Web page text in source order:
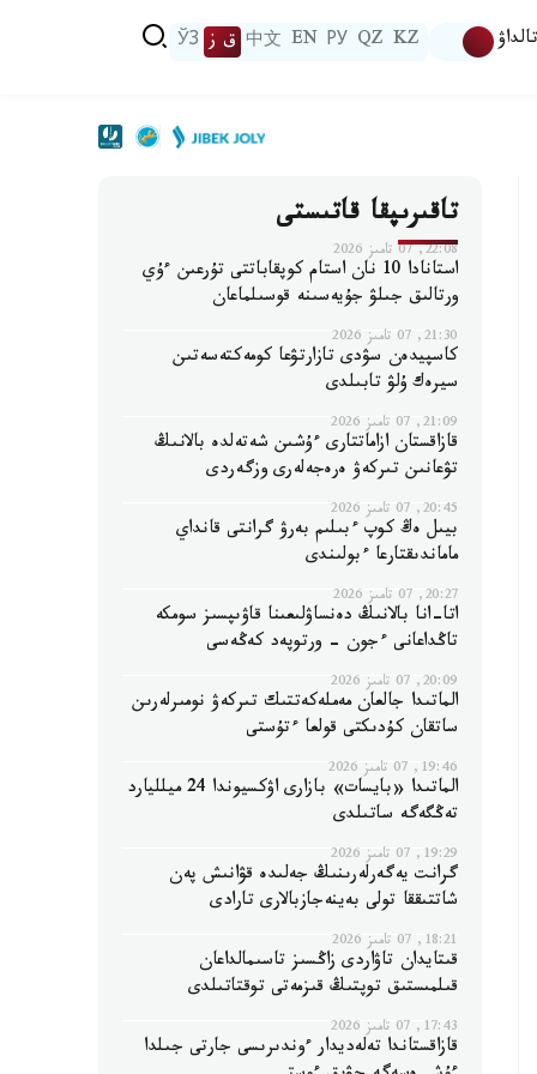
تالداۋ KZ
QZ
РУ
EN
中文 ق ز ЎЗ
تاقىرىپقا قاتىستى
22:08, 07 تامىز 2026
استانادا 10 نان استام كوپقاباتتى تۇرعىن ءۇي
ورتالىق جىلۋ جۇيەسىنە قوسىلماعان
21:30, 07 تامىز 2026
كاسپيدەن سۋدى تازارتۋعا كومەكتەسەتىن
سيرەك ۇلۋ تابىلدى
21:09, 07 تامىز 2026
قازاقستان ازاماتتارى ءۇشىن شەتەلدە بالانىڭ
تۋعانىن تىركەۋ ەرەجەلەرى وزگەردى
20:45, 07 تامىز 2026
بيىل ەڭ كوپ ءبىلىم بەرۋ گرانتى قانداي
ماماندىقتارعا ءبولىندى
20:27, 07 تامىز 2026
اتا-انا بالانىڭ دەنساۋلىعىنا قاۋىپسىز سومكە
تاڭداعانى ءجون - ورتوپەد كەڭەسى
20:09, 07 تامىز 2026
الماتىدا جالعان مەملەكەتتىك تىركەۋ نومىرلەرىن
ساتقان كۇدىكتى قولعا ءتۇستى
19:46, 07 تامىز 2026
الماتىدا «بايسات» بازارى اۋكسيوندا 24 ميلليارد
تەڭگەگە ساتىلدى
19:29, 07 تامىز 2026
گرانت يەگەرلەرىنىڭ جەلىدە قۋانىش پەن
شاتتىققا تولى بەينەجازبالارى تارادى
18:21, 07 تامىز 2026
قىتايدان تاۋاردى زاڭسىز تاسىمالداعان
قىلمىستىق توپتىڭ قىزمەتى توقتاتىلدى
17:43, 07 تامىز 2026
قازاقستاندا تەلەديدار ءوندىرىسى جارتى جىلدا